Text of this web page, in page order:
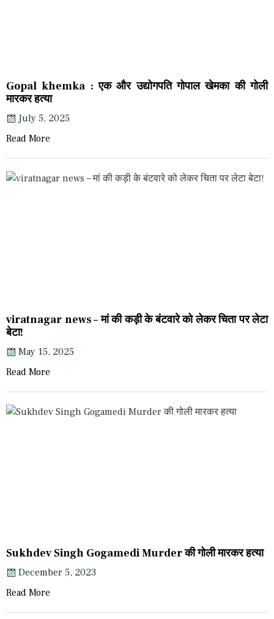
Gopal khemka : एक और उद्योगपति गोपाल खेमका की गोली
मारकर हत्या
July 5, 2025
Read More
viratnagar news – मां की कड़ी के बंटवारे को लेकर चिता पर लेटा
बेटा!
May 15, 2025
Read More
Sukhdev Singh Gogamedi Murder की गोली मारकर हत्या
December 5, 2023
Read More